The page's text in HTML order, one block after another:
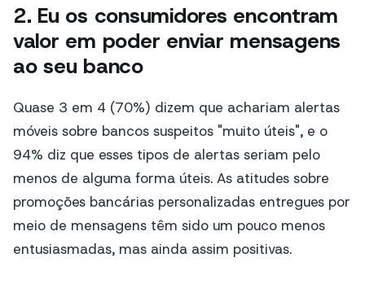
2. Eu os consumidores encontram
valor em poder enviar mensagens
ao seu banco
Quase 3 em 4 (70%) dizem que achariam alertas
móveis sobre bancos suspeitos "muito úteis", e o
94% diz que esses tipos de alertas seriam pelo
menos de alguma forma úteis. As atitudes sobre
promoções bancárias personalizadas entregues por
meio de mensagens têm sido um pouco menos
entusiasmadas, mas ainda assim positivas.